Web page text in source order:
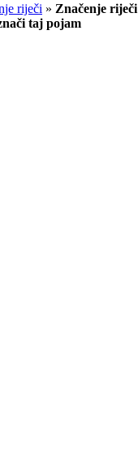
riječi » Značenje riječi
taj pojam